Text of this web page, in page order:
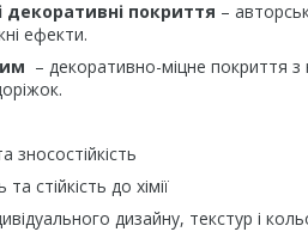
декоративні покриття –
ефекти.
– декоративно-міцне покриття з
зносостійкість
стійкість до хімії
дизайну, текстур і